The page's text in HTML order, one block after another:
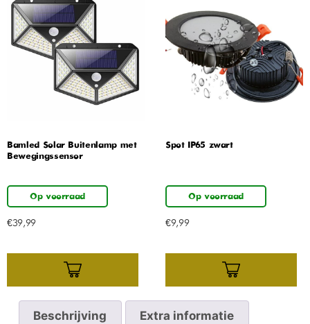
Bamled Solar Buitenlamp met
Bewegingssensor
Op voorraad
€39,99
Spot IP65 zwart
Op voorraad
€9,99
Beschrijving Extra informatie